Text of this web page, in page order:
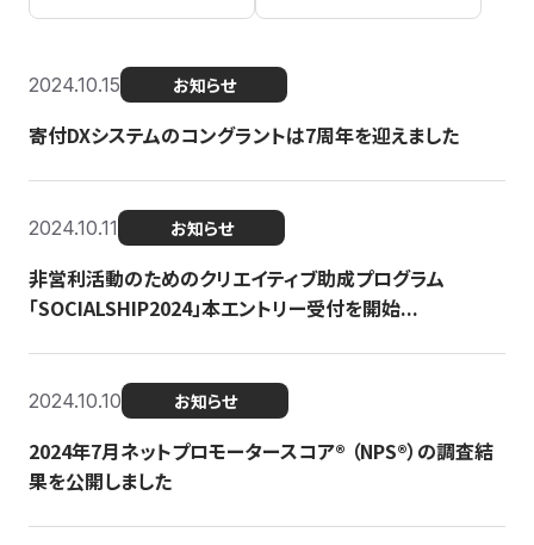
2024.10.15 お知らせ
寄付DXシステムのコングラントは7周年を迎えました
2024.10.11 お知らせ
非営利活動のためのクリエイティブ助成プログラム
「SOCIALSHIP2024」本エントリー受付を開始...
2024.10.10 お知らせ
2024年7月ネットプロモータースコア®︎ （NPS®︎）の調査結
果を公開しました